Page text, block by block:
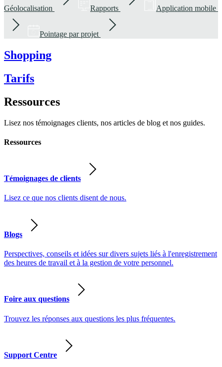
Géolocalisation Rapports Application mobile
Pointage par projet
Shopping
Tarifs
Ressources
Lisez nos témoignages clients, nos articles de blog et nos guides.
Ressources
Témoignages de clients
Lisez ce que nos clients disent de nous.
Blogs
Perspectives, conseils et idées sur divers sujets liés à l'enregistrement
des heures de travail et à la gestion de votre personnel.
Foire aux questions
Trouvez les réponses aux questions les plus fréquentes.
Support Centre